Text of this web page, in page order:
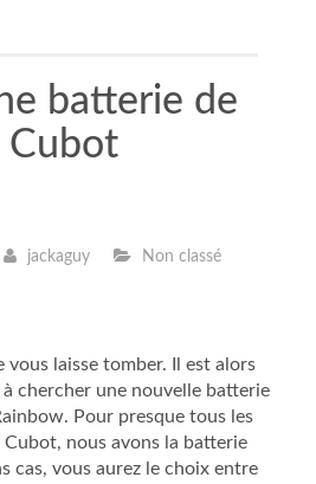
batterie de
Cubot
jackaguy Non classé
laisse tomber. Il est alors
chercher une nouvelle batterie
Pour presque tous les
nous avons la batterie
cas, vous aurez le choix entre